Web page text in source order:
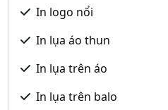
In logo nổi
In lụa áo thun
In lụa trên áo
In lụa trên balo